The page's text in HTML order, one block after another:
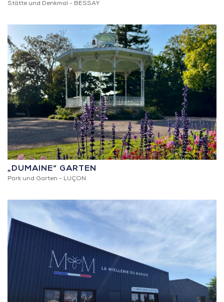
Stätte und Denkmal - BESSAY
„DUMAINE“ GARTEN
Park und Garten - LUÇON